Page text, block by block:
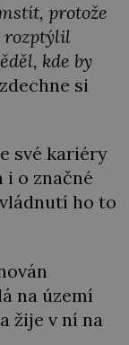
protože
rozptýlil
kde by
si
své kariéry
o značné
ho to
na území
žije v ní na